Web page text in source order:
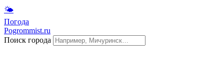
🌤
Погода
Pogrommist.ru
Поиск города